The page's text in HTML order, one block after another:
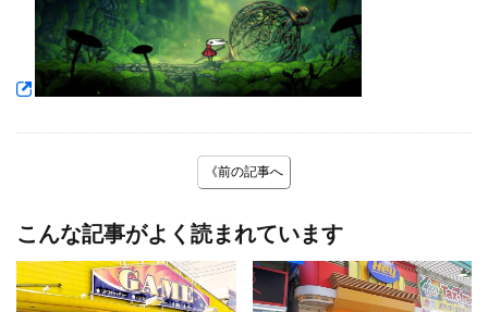
《前の記事へ
こんな記事がよく読まれています